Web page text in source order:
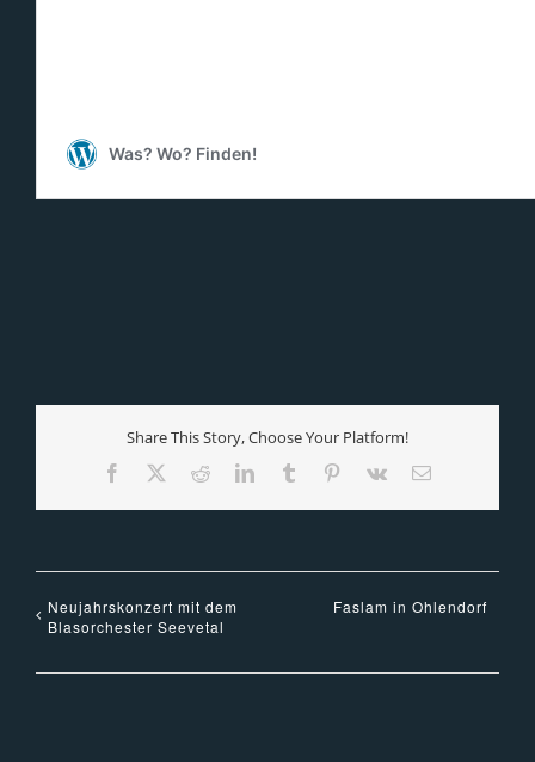
Share This Story, Choose Your Platform!
Facebook RedditLinkedIn
TumblrPinterest
Vk
Neujahrskonzert mit dem
Blasorchester Seevetal
Faslam in Ohlendorf